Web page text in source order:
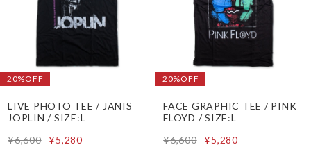
20%OFF
LIVE PHOTO TEE / JANIS
JOPLIN / SIZE:L
¥6,600
¥5,280
20%OFF
FACE GRAPHIC TEE / PINK
FLOYD / SIZE:L
¥6,600
¥5,280